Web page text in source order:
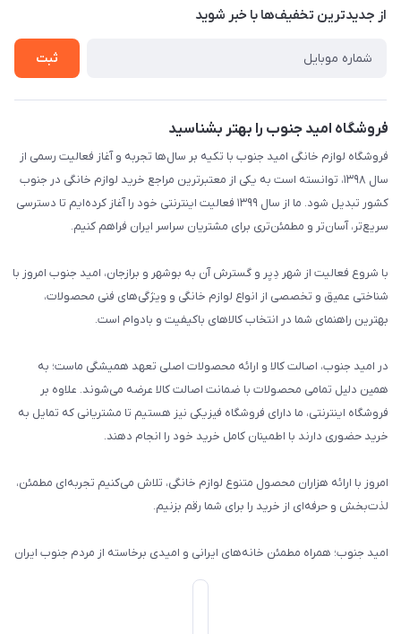
درباره ما
راهنما
تماس با ما
از جدید‌ترین تخفیف‌ها با‌ خبر شوید
ثبت
فروشگاه امید جنوب را بهتر بشناسید
فروشگاه لوازم خانگی امید جنوب با تکیه بر سال‌ها تجربه و آغاز فعالیت رسمی از
سال ۱۳۹۸، توانسته است به یکی از معتبرترین مراجع خرید لوازم خانگی در جنوب
کشور تبدیل شود. ما از سال ۱۳۹۹ فعالیت اینترنتی خود را آغاز کرده‌ایم تا دسترسی
سریع‌تر، آسان‌تر و مطمئن‌تری برای مشتریان سراسر ایران فراهم کنیم.
با شروع فعالیت از شهر دِیِر و گسترش آن به بوشهر و برازجان، امید جنوب امروز با
شناختی عمیق و تخصصی از انواع لوازم خانگی و ویژگی‌های فنی محصولات،
بهترین راهنمای شما در انتخاب کالاهای باکیفیت و بادوام است.
در امید جنوب، اصالت کالا و ارائه محصولات اصلی تعهد همیشگی ماست؛ به
همین دلیل تمامی محصولات با ضمانت اصالت کالا عرضه می‌شوند. علاوه بر
فروشگاه اینترنتی، ما دارای فروشگاه فیزیکی نیز هستیم تا مشتریانی که تمایل به
خرید حضوری دارند با اطمینان کامل خرید خود را انجام دهند.
امروز با ارائه هزاران محصول متنوع لوازم خانگی، تلاش می‌کنیم تجربه‌ای مطمئن،
لذت‌بخش و حرفه‌ای از خرید را برای شما رقم بزنیم.
امید جنوب؛ همراه مطمئن خانه‌های ایرانی و امیدی برخاسته از مردم جنوب ایران